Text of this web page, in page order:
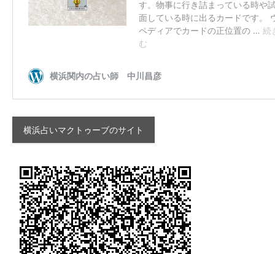
横浜占いマクトゥーブのサイト